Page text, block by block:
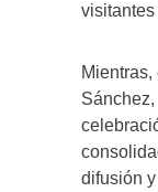
visitantes
difusión